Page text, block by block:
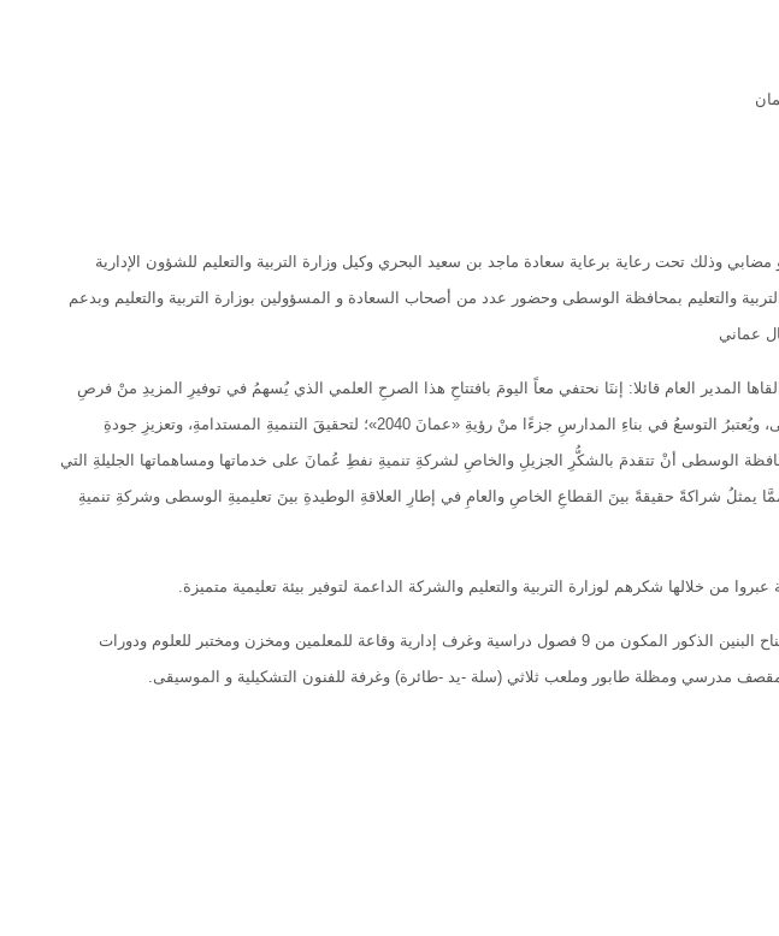
مضابي وذلك تحت رعاية برعاية سعادة ماجد بن سعيد البحري وكيل وزارة التربية والتعليم للشؤون الإدارية
والتعليم بمحافظة الوسطى وحضور عدد من أصحاب السعادة و المسؤولين بوزارة التربية والتعليم وبدعم
المدير العام قائلا: إننَا نحتفي معاً اليومَ بافتتاحِ هذا الصرحِ العلمي الذي يُسهمُ في توفيرِ المزيدِ منْ فرصِ
التعليمِ، وتعزيزِ البنيةِ الأساسيةِ للتعليمِ في محافظةِ الوسطى، ويُعتبرُ التوسعُ في بناءِ المدارسِ جزءًا منْ رؤيةِ «عمانَ 2040»؛ لتحقيقَ التنميةِ المستدامةِ، وتعزيزِ جودةِ
الوسطى أنْ تتقدمَ بالشكُّرِ الجزيلِ والخاصِ لشركةِ تنميةِ نفطِ عُمانَ على خدماتها ومساهماتها الجليلةِ التي
يمثلُ شراكةً حقيقةً بينَ القطاعِ الخاصِ والعامِ في إطارِ العلاقةِ الوطيدةِ بينَ تعليميةِ الوسطى وشركةِ تنميةِ
من خلالها شكرهم لوزارة التربية والتعليم والشركة الداعمة لتوفير بيئة تعليمية متميزة.
وبعد ذلك قام سعادة الوكيل بمعية الحضور بزيارة مرافق جناح البنين الذكور المكون من 9 فصول دراسية وغرف إدارية وقاعة للمعلمين ومخزن ومختبر للعلوم ودورات
ومقصف مدرسي ومظلة طابور وملعب ثلاثي (سلة -يد -طائرة) وغرفة للفنون التشكيلية و الموسيقى.